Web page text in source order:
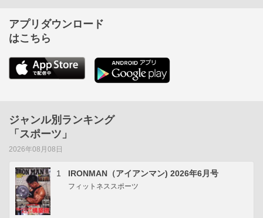
アプリダウンロード
はこちら
ジャンル別ランキング
「スポーツ」
2026年08月08日
1 IRONMAN（アイアンマン) 2026年6月号
フィットネススポーツ